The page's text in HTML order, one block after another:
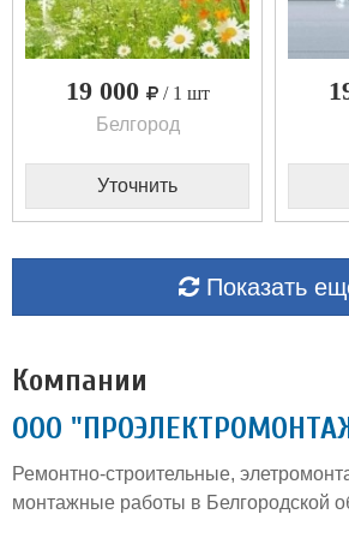
19 000
/ 1 шт
Белгород
Уточнить
Показать
Компании
ООО
Ремонтно-строительные,
монтажные работы в Белгородской